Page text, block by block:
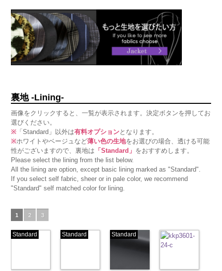
裏地 -Lining-
画像をクリックすると、一覧が表示されます。決定ボタンを押してお
選びください。
※ 「Standard」以外は有料オプションとなります。
※ホワイトやベージュなど薄い色の生地をお選びの場合、透ける可能
性がございますので、裏地は 「Standard」 をおすすめします。
Please select the lining from the list below.
All the lining are option, except basic lining marked as "Standard".
If you select self fabric, sheer or in pale color, we recommend
"Standard" self matched color for lining.
1 2 3
Standard Standard Standard